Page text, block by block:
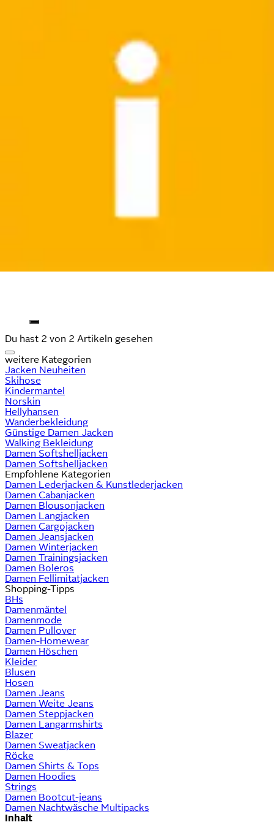
Du hast 2 von 2 Artikeln gesehen
weitere Kategorien
Jacken Neuheiten
Skihose
Kindermantel
Norskin
Hellyhansen
Wanderbekleidung
Günstige Damen Jacken
Walking Bekleidung
Damen Softshelljacken
Damen Softshelljacken
Empfohlene Kategorien
Damen Lederjacken & Kunstlederjacken
Damen Cabanjacken
Damen Blousonjacken
Damen Langjacken
Damen Cargojacken
Damen Jeansjacken
Damen Winterjacken
Damen Trainingsjacken
Damen Boleros
Damen Fellimitatjacken
Shopping-Tipps
BHs
Damenmäntel
Damenmode
Damen Pullover
Damen-Homewear
Damen Höschen
Kleider
Blusen
Hosen
Damen Jeans
Damen Weite Jeans
Damen Steppjacken
Damen Langarmshirts
Blazer
Damen Sweatjacken
Röcke
Damen Shirts & Tops
Damen Hoodies
Strings
Damen Bootcut-jeans
Damen Nachtwäsche Multipacks
Inhalt